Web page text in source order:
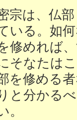
宗は、仏
いる。如
修めれば
そなたは
を修める
と分かる
。